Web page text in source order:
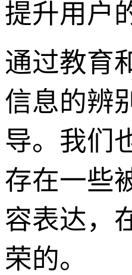
提升用户
通过教育
信息的辨
导。我们
存在一些
容表达，
荣的。